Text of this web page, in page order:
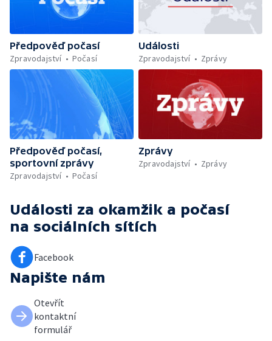
Předpověď počasí
Zpravodajství
Počasí
Události
Zpravodajství
Zprávy
Předpověď počasí,
sportovní zprávy
Zpravodajství
Počasí
Zprávy
Zpravodajství
Zprávy
Události za okamžik a počasí
na sociálních sítích
Facebook
Napište nám
Otevřít
kontaktní
formulář